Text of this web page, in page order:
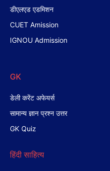
डीएलएड एडमिशन
CUET Amission
IGNOU Admission
GK
डेली करेंट अफेयर्स
सामान्य ज्ञान प्रश्न उत्तर
GK Quiz
हिंदी साहित्य